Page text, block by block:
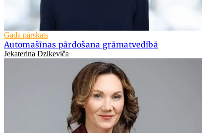
Gada pārskats
Automašīnas pārdošana grāmatvedībā
Jekaterina Dzikeviča